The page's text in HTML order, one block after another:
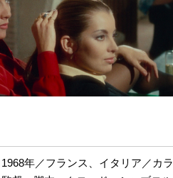
1968年／フランス、イタリア／カ